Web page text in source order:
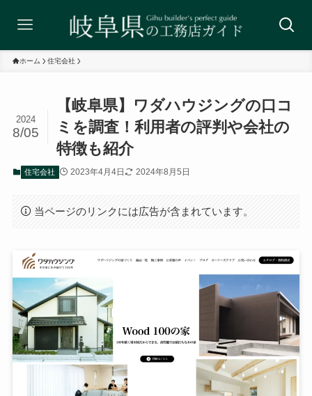
ホーム 住宅会社
【岐阜県】ワダハウジングの口コ
ミを調査！利用者の評判や会社の
特徴も紹介
2024
8/05
住宅会社 2023年4月4日 2024年8月5日
当ページのリンクには広告が含まれています。